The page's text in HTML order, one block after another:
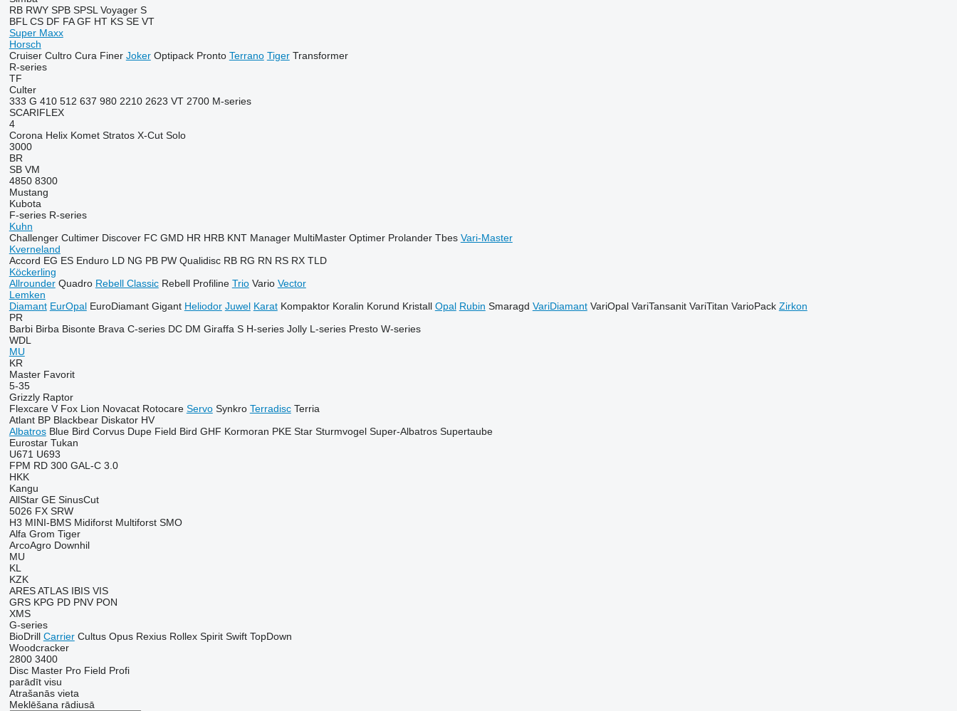
RB RWY SPB SPSL Voyager S
BFL CS DF FA GF HT KS SE VT
Super Maxx
Horsch
Cruiser Cultro Cura Finer Joker Optipack Pronto Terrano Tiger Transformer
R-series
TF
Culter
333 G 410 512 637 980 2210 2623 VT 2700 M-series
SCARIFLEX
4
Corona Helix Komet Stratos X-Cut Solo
3000
BR
SB VM
4850 8300
Mustang
Kubota
F-series R-series
Kuhn
Challenger Cultimer Discover FC GMD HR HRB KNT Manager MultiMaster Optimer Prolander Tbes Vari-Master
Kverneland
Accord EG ES Enduro LD NG PB PW Qualidisc RB RG RN RS RX TLD
Köckerling
Allrounder Quadro Rebell Classic Rebell Profiline Trio Vario Vector
Lemken
Diamant EurOpal EuroDiamant Gigant Heliodor Juwel Karat Kompaktor Koralin Korund Kristall Opal Rubin Smaragd VariDiamant VariOpal VariTansanit VariTitan VarioPack Zirkon
PR
Barbi Birba Bisonte Brava C-series DC DM Giraffa S H-series Jolly L-series Presto W-series
WDL
MU
KR
Master Favorit
5-35
Grizzly Raptor
Flexcare V Fox Lion Novacat Rotocare Servo Synkro Terradisc Terria
Atlant BP Blackbear Diskator HV
Albatros Blue Bird Corvus Dupe Field Bird GHF Kormoran PKE Star Sturmvogel Super-Albatros Supertaube
Eurostar Tukan
U671 U693
FPM RD 300 GAL-C 3.0
HKK
Kangu
AllStar GE SinusCut
5026 FX SRW
H3 MINI-BMS Midiforst Multiforst SMO
Alfa Grom Tiger
ArcoAgro Downhil
MU
KL
KZK
ARES ATLAS IBIS VIS
GRS KPG PD PNV PON
XMS
G-series
BioDrill Carrier Cultus Opus Rexius Rollex Spirit Swift TopDown
Woodcracker
2800 3400
Disc Master Pro Field Profi
parādīt visu
Atrašanās vieta
Meklēšana rādiusā